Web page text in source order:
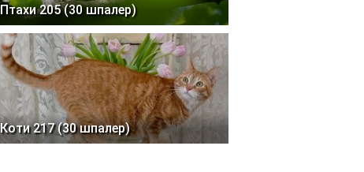
Птахи 205 (30 шпалер)
Коти 217 (30 шпалер)